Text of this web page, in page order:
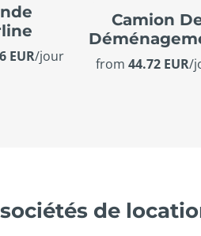
EUR/jour
Camion
from44.72 EUR/
de